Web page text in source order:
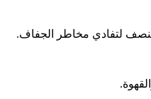
لتفادي مخاطر الجفاف.